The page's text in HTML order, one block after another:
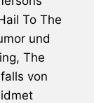
To The
und
The
von